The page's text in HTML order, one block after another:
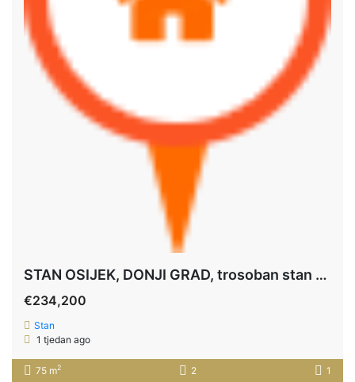
STAN OSIJEK, DONJI GRAD, trosoban stan u izgradnji 74,97 M2 **PRIZEMLJE+VRT 118 m2+PARKING
€234,200
Stan
1 tjedan ago
75 m2 2 1